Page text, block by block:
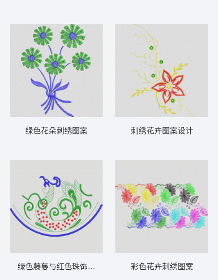
绿色花朵刺绣图案
绿色藤蔓与红色珠饰刺绣图案
刺绣花卉图案设计
彩色花卉刺绣图案